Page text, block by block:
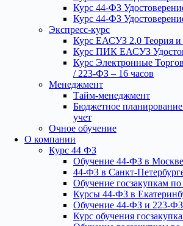
Курс 44-ФЗ
Курс 44-ФЗ
Экспресс-курс
Курс ЕАСУЗ 2.0 Теория и
Курс ПИК ЕАСУЗ
Курс Электронные
/ 223-ФЗ – 16 часов
Менеджмент
Тайм-менеджмент
Бюджетное
учет
Очное обучение
О компании
Курс 44 ФЗ
Обучение 44-ФЗ в Москве
44-ФЗ в Санкт-
Обучение госзакупкам
Курсы 44-ФЗ в
Обучение 44-ФЗ и 223-
Курс обучения